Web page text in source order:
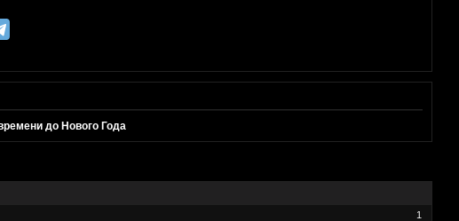
до Нового Года
1